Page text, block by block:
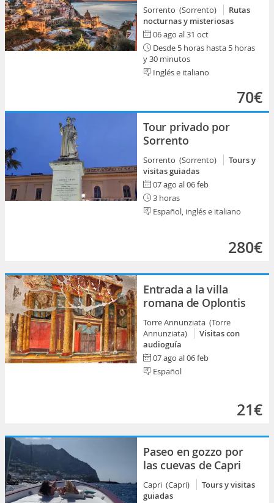
Sorrento (Sorrento)
Rutas
nocturnas y misteriosas
06 ago al 31 oct
Desde 5 horas hasta 5 horas
y 30 minutos
Inglés e italiano
70€
Tour privado por
Sorrento
Sorrento (Sorrento)
Tours y
visitas guiadas
07 ago al 06 feb
3 horas
Español, inglés e italiano
280€
Entrada a la villa
romana de Oplontis
Torre Annunziata (Torre
Annunziata)
Visitas con
audioguía
07 ago al 06 feb
Español
21€
Paseo en gozzo por
las cuevas de Capri
Capri (Capri)
Tours y visitas
guiadas